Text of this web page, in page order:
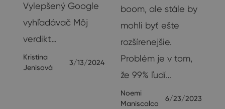
Vylepšený Google
vyhľadávač Môj
verdikt…
Kristína
Jenisová
3/13/2024
boom, ale stále by
mohli byť ešte
rozšírenejšie.
Problém je v tom,
že 99% ľudí…
Noemi
Maniscalco
6/23/2023